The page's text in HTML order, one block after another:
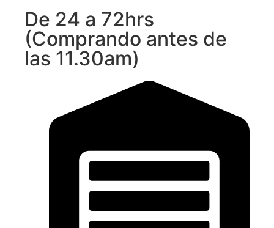
De 24 a 72hrs
(Comprando antes de
las 11.30am)